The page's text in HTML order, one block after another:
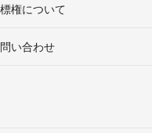
権について
い合わせ